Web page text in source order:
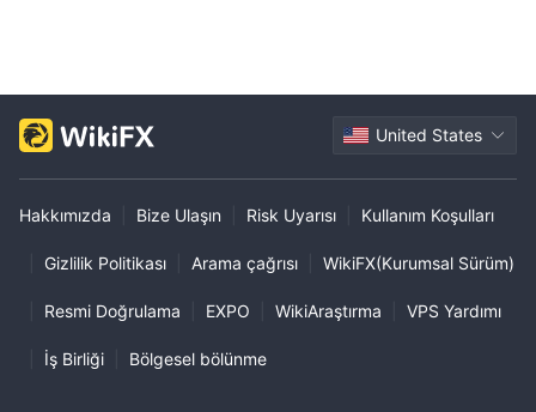
United States
Hakkımızda Bize Ulaşın Risk Uyarısı Kullanım Koşulları
Gizlilik Politikası Arama çağrısı WikiFX(Kurumsal Sürüm)
Resmi Doğrulama EXPO WikiAraştırma VPS Yardımı
İş Birliği Bölgesel bölünme